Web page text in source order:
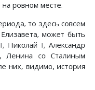
ровном месте.
то здесь совсем
может быть
Николай I, Александр
со Сталиным
них, видимо, история